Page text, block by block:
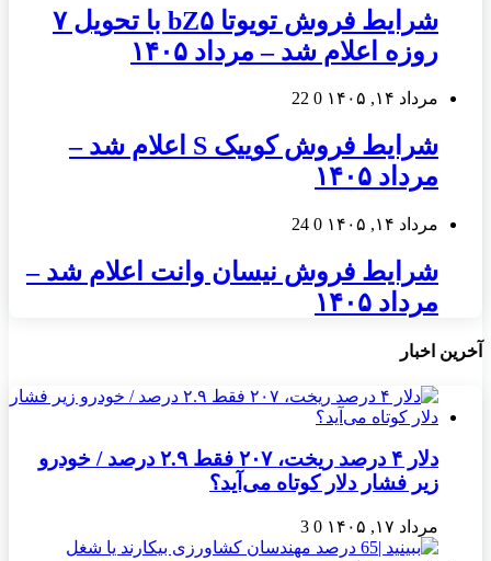
شرایط فروش تویوتا bZ۵ با تحویل ۷
روزه اعلام شد – مرداد ۱۴۰۵
مرداد ۱۴, ۱۴۰۵ 0
22
شرایط فروش کوییک S اعلام شد –
مرداد ۱۴۰۵
مرداد ۱۴, ۱۴۰۵ 0
24
شرایط فروش نیسان وانت اعلام شد –
مرداد ۱۴۰۵
آخرین اخبار
دلار ۴ درصد ریخت، ۲۰۷ فقط ۲.۹ درصد / خودرو
زیر فشار دلار کوتاه می‌آید؟
مرداد ۱۷, ۱۴۰۵ 0
3